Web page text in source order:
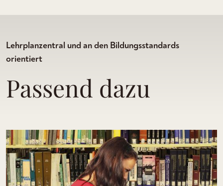
Lehrplanzentral und an den Bildungsstandards
orientiert
Passend dazu